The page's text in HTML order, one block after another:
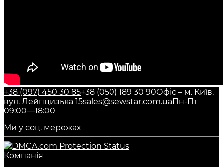
+38 (097) 450 30 85+38 (050) 189 30 90Офіс – м. Київ,
вул. Лейпцизька 15sales@sewstar.com.uaПн-Пт
09:00—18:00
Ми у соц. мережах
Компанія